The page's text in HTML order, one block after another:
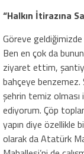
“Halkın İtirazına
Göreve geldiğimizde
Ben en çok da
ziyaret ettim,
bahçeye benzemez.
şehrin temiz olması
ediyorum. Çöp
yapın diye özellikle
olarak da Atatürk